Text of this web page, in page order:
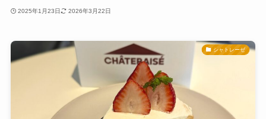
2025年1月23日 2026年3月22日
シャトレーゼ